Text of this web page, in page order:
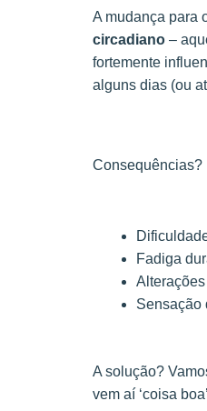
A mudança para
circadiano –
fortemente
alguns dias (ou
Consequências?
Fadiga
Sensação
A solução?
vem aí ‘coisa